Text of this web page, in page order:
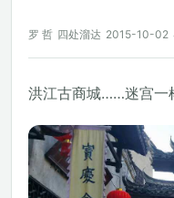
罗 哲 四处溜达 2015-10-02
洪江古商城……迷宫